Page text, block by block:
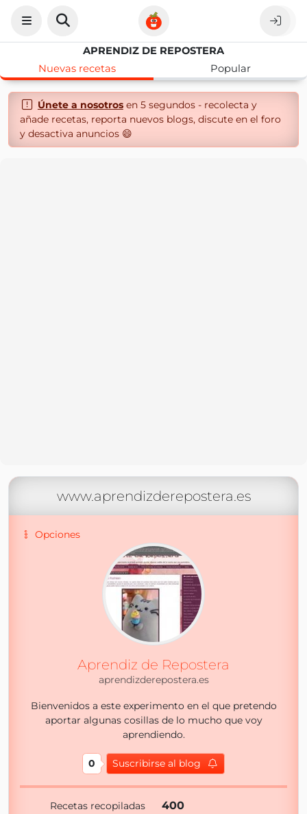
APRENDIZ DE REPOSTERA
Nuevas recetas
Popular
Únete a nosotrosen 5 segundos - recolecta y
añade recetas, reporta nuevos blogs, discute en el foro
y desactiva anuncios 😄
www.aprendizderepostera.es
Opciones
Aprendiz de Repostera
aprendizderepostera.es
Bienvenidos a este experimento en el que pretendo
aportar algunas cosillas de lo mucho que voy
aprendiendo.
0 Suscribirse al blog
Recetas recopiladas 400